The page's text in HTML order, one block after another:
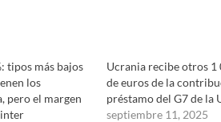
tipos más bajos
los
pero el margen
Ucrania recibe otros 1
de euros de la
préstamo del G7 de la
septiembre 11, 2025